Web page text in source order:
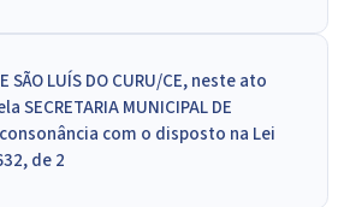
SÃO LUÍS DO CURU/CE, neste ato
SECRETARIA MUNICIPAL DE
consonância com o disposto na Lei
de 2